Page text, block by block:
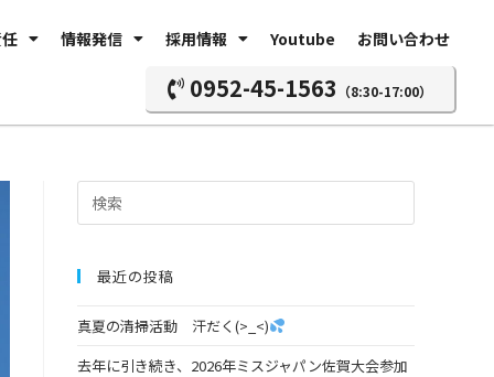
情報発信 採用情報 Youtube お問い合わせ
0952-45-1563 （8:30-17:00）
最近の投稿
真夏の清掃活動 汗だく(>_<)
去年に引き続き、2026年ミスジャパン佐賀大会参加